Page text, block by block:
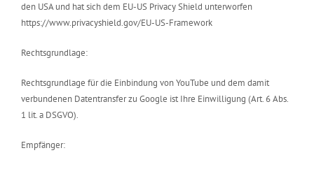
den USA und hat sich dem EU-US Privacy Shield unterworfen
https://www.privacyshield.gov/EU-US-Framework
Rechtsgrundlage:
Rechtsgrundlage für die Einbindung von YouTube und dem damit
verbundenen Datentransfer zu Google ist Ihre Einwilligung (Art. 6 Abs.
1 lit. a DSGVO).
Empfänger: